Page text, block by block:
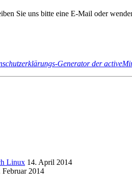
Sie uns bitte eine E-Mail oder
Generator der
Linux 14. April 2014
Februar 2014